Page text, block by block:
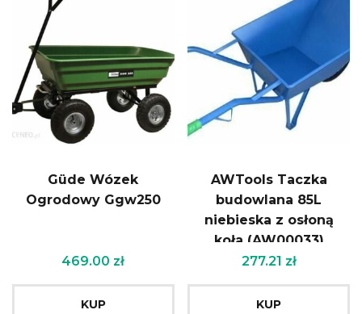
Güde Wózek
Ogrodowy Ggw250
469.00 zł
KUP
AWTools Taczka
budowlana 85L
niebieska z osłoną
koła (AW00033)
277.21 zł
KUP